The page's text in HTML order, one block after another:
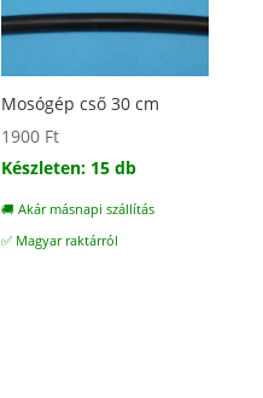
Mosógép cső 30 cm
1900 Ft
Készleten: 15 db
🚚 Akár másnapi szállítás
✅ Magyar raktárról